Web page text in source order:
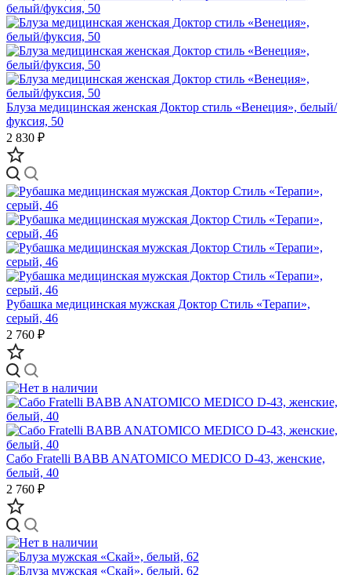
Блуза медицинская женская Доктор стиль «Венеция», белый/
фуксия, 50
2 830 ₽
Рубашка медицинская мужская Доктор Стиль «Терапи»,
серый, 46
2 760 ₽
Сабо Fratelli BABB ANATOMICO MEDICO D-43, женские,
белый, 40
2 760 ₽